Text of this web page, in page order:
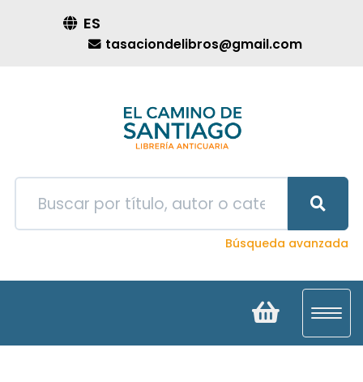
ES
tasaciondelibros@gmail.com
Búsqueda avanzada